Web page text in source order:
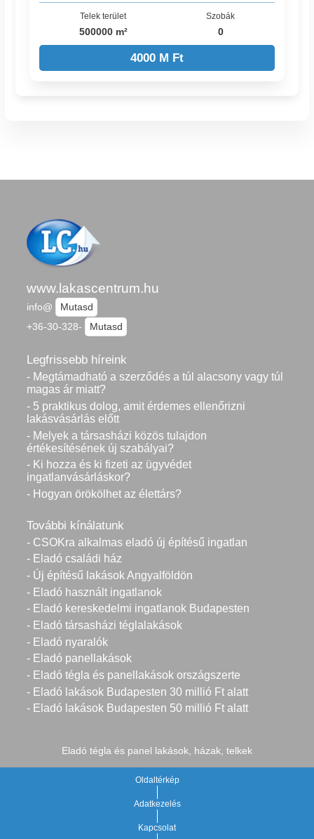
Telek terület
500000 m²
Szobák
0
4000 M Ft
www.lakascentrum.hu
info@
Mutasd
+36-30-328-
Mutasd
Legfrissebb híreink
- Megtámadható a szerződés a túl alacsony vagy túl
magas ár miatt?
- 5 praktikus dolog, amit érdemes ellenőrizni
lakásvásárlás előtt
- Melyek a társasházi közös tulajdon
értékesítésének új szabályai?
- Ki hozza és ki fizeti az ügyvédet
ingatlanvásárláskor?
- Hogyan örökölhet az élettárs?
További kínálatunk
- CSOKra alkalmas eladó új építésű ingatlan
- Eladó családi ház
- Új építésű lakások Angyalföldön
- Eladó használt ingatlanok
- Eladó kereskedelmi ingatlanok Budapesten
- Eladó társasházi téglalakások
- Eladó nyaralók
- Eladó panellakások
- Eladó tégla és panellakások országszerte
- Eladó lakások Budapesten 30 millió Ft alatt
- Eladó lakások Budapesten 50 millió Ft alatt
Eladó tégla és panel lakások, házak, telkek
Oldaltérkép
Adatkezelés
Kapcsolat